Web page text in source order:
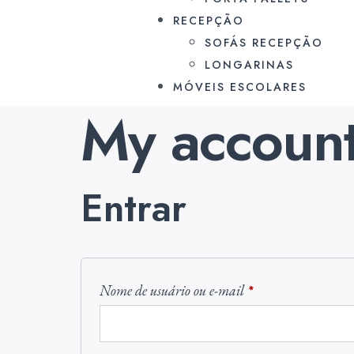
RECEPÇÃO
SOFÁS RECEPÇÃO
LONGARINAS
MÓVEIS ESCOLARES
My
Entrar
Nome de usuário ou e-mail *